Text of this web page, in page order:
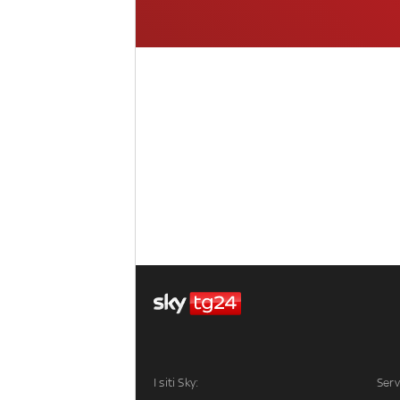
I siti Sky: